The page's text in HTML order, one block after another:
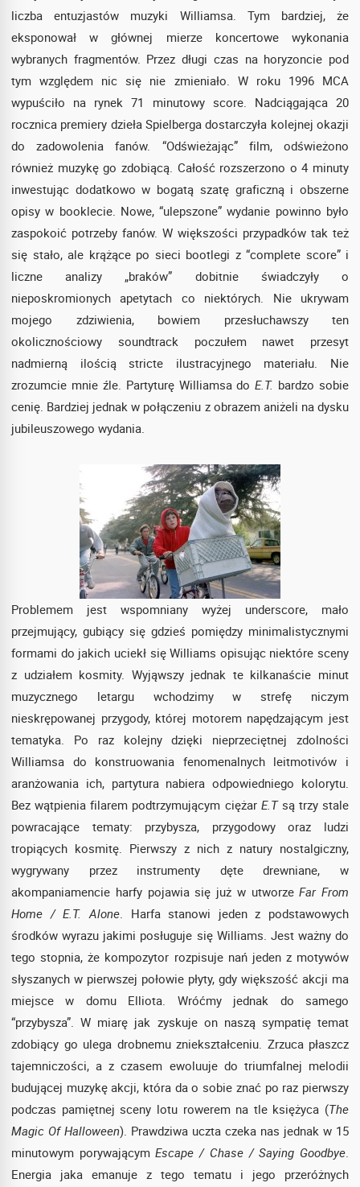
liczba entuzjastów muzyki Williamsa. Tym bardziej, że
eksponował w głównej mierze koncertowe wykonania
wybranych fragmentów. Przez długi czas na horyzoncie pod
tym względem nic się nie zmieniało. W roku 1996 MCA
wypuściło na rynek 71 minutowy score. Nadciągająca 20
rocznica premiery dzieła Spielberga dostarczyła kolejnej okazji
do zadowolenia fanów. “Odświeżając” film, odświeżono
również muzykę go zdobiącą. Całość rozszerzono o 4 minuty
inwestując dodatkowo w bogatą szatę graficzną i obszerne
opisy w booklecie. Nowe, “ulepszone” wydanie powinno było
zaspokoić potrzeby fanów. W większości przypadków tak też
się stało, ale krążące po sieci bootlegi z “complete score” i
liczne analizy „braków” dobitnie świadczyły o
nieposkromionych apetytach co niektórych. Nie ukrywam
mojego zdziwienia, bowiem przesłuchawszy ten
okolicznościowy soundtrack poczułem nawet przesyt
nadmierną ilością stricte ilustracyjnego materiału. Nie
zrozumcie mnie źle. Partyturę Williamsa doE.T. bardzo sobie
cenię. Bardziej jednak w połączeniu z obrazem aniżeli na dysku
jubileuszowego wydania.
Problemem jest wspomniany wyżej underscore, mało
przejmujący, gubiący się gdzieś pomiędzy minimalistycznymi
formami do jakich uciekł się Williams opisując niektóre sceny
z udziałem kosmity. Wyjąwszy jednak te kilkanaście minut
muzycznego letargu wchodzimy w strefę niczym
nieskrępowanej przygody, której motorem napędzającym jest
tematyka. Po raz kolejny dzięki nieprzeciętnej zdolności
Williamsa do konstruowania fenomenalnych leitmotivów i
aranżowania ich, partytura nabiera odpowiedniego kolorytu.
Bez wątpienia filarem podtrzymującym ciężar E.Tsą trzy stale
powracające tematy: przybysza, przygodowy oraz ludzi
tropiących kosmitę. Pierwszy z nich z natury nostalgiczny,
wygrywany przez instrumenty dęte drewniane, w
akompaniamencie harfy pojawia się już w utworzeFar From
Home / E.T. Alone. Harfa stanowi jeden z podstawowych
środków wyrazu jakimi posługuje się Williams. Jest ważny do
tego stopnia, że kompozytor rozpisuje nań jeden z motywów
słyszanych w pierwszej połowie płyty, gdy większość akcji ma
miejsce w domu Elliota. Wróćmy jednak do samego
“przybysza”. W miarę jak zyskuje on naszą sympatię temat
zdobiący go ulega drobnemu zniekształceniu. Zrzuca płaszcz
tajemniczości, a z czasem ewoluuje do triumfalnej melodii
budującej muzykę akcji, która da o sobie znać po raz pierwszy
podczas pamiętnej sceny lotu rowerem na tle księżyca (The
Magic Of Halloween). Prawdziwa uczta czeka nas jednak w 15
minutowym porywającymEscape / Chase / Saying Goodbye.
Energia jaka emanuje z tego tematu i jego przeróżnych